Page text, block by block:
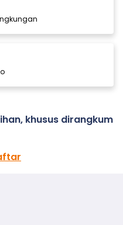
khusus dirangkum